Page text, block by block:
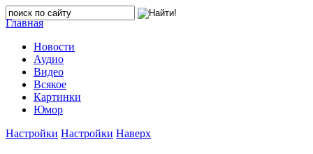
Главная
Новости
Аудио
Видео
Всякое
Картинки
Юмор
Настройки Настройки Наверх